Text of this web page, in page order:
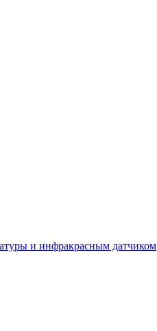
и инфракрасным датчиком